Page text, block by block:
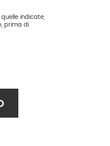
indicate,
prima di